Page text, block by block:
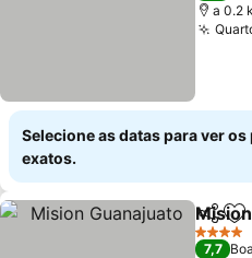
a 0.2
Selecione as datas para ver
exatos.
4 Estrelas
7,7 Boa